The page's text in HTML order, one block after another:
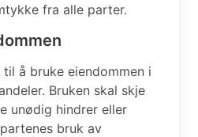
fra alle parter.
å bruke eiendommen i
Bruken skal skje
unødig hindrer eller
bruk av